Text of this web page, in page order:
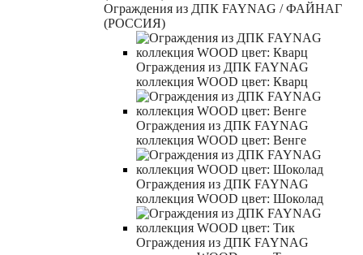
Ограждения из ДПК FAYNAG / ФАЙНАГ
(РОССИЯ)
Ограждения из ДПК FAYNAG
коллекция WOOD цвет: Кварц
Ограждения из ДПК FAYNAG
коллекция WOOD цвет: Венге
Ограждения из ДПК FAYNAG
коллекция WOOD цвет: Шоколад
Ограждения из ДПК FAYNAG